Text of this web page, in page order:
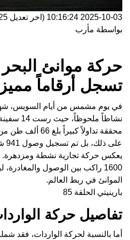
2025-10-03 10:16:24 (اخر تعديل
بواسطة مأرب
حركة موانئ البحر
تسجل أرقاماً
في يوم مشمس من أيام السويس،
نشاطاً
محققة تداولاً
يعكس حركة تجارية نشطة ومزدهرة.
1600 راكب بين الوصول
الموانئ في ربط العالم.
بارينيتي الحلقة 85
تفاصيل حركة